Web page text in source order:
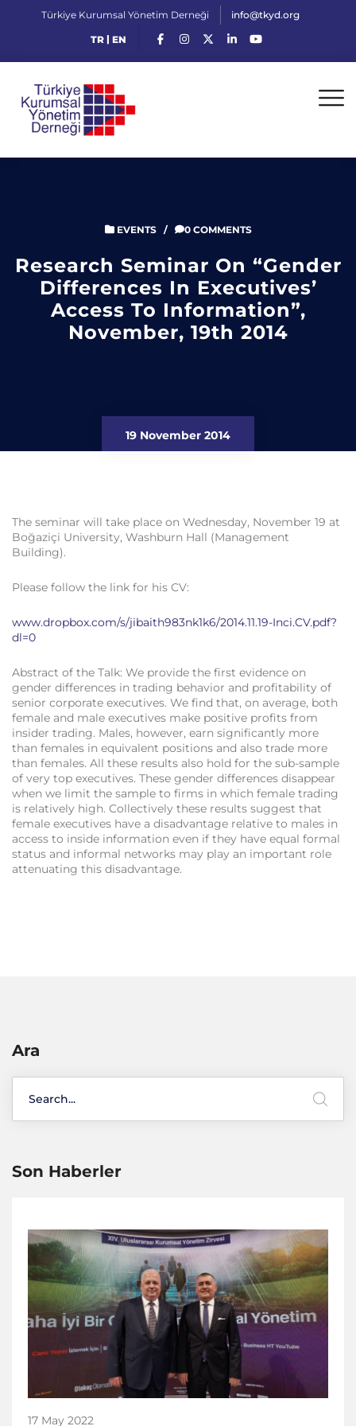
Türkiye Kurumsal Yönetim Derneği info@tkyd.org
TR| EN
EVENTS/ 0 COMMENTS
Research Seminar On “Gender
Differences In Executives’
Access To Information”,
November, 19th 2014
19 November 2014
The seminar will take place on Wednesday, November 19 at
Boğaziçi University, Washburn Hall (Management
Building).
Please follow the link for his CV:
www.dropbox.com/s/jibaith983nk1k6/2014.11.19-Inci.CV.pdf?
dl=0
Abstract of the Talk: We provide the first evidence on
gender differences in trading behavior and profitability of
senior corporate executives. We find that, on average, both
female and male executives make positive profits from
insider trading. Males, however, earn significantly more
than females in equivalent positions and also trade more
than females. All these results also hold for the sub-sample
of very top executives. These gender differences disappear
when we limit the sample to firms in which female trading
is relatively high. ​​Collectively these results suggest that
female executives have a disadvantage relative to males in
access to inside information even if they have equal formal
status and informal networks may play an important role
attenuating this disadvantage.
Ara
Son Haberler
17 May 2022